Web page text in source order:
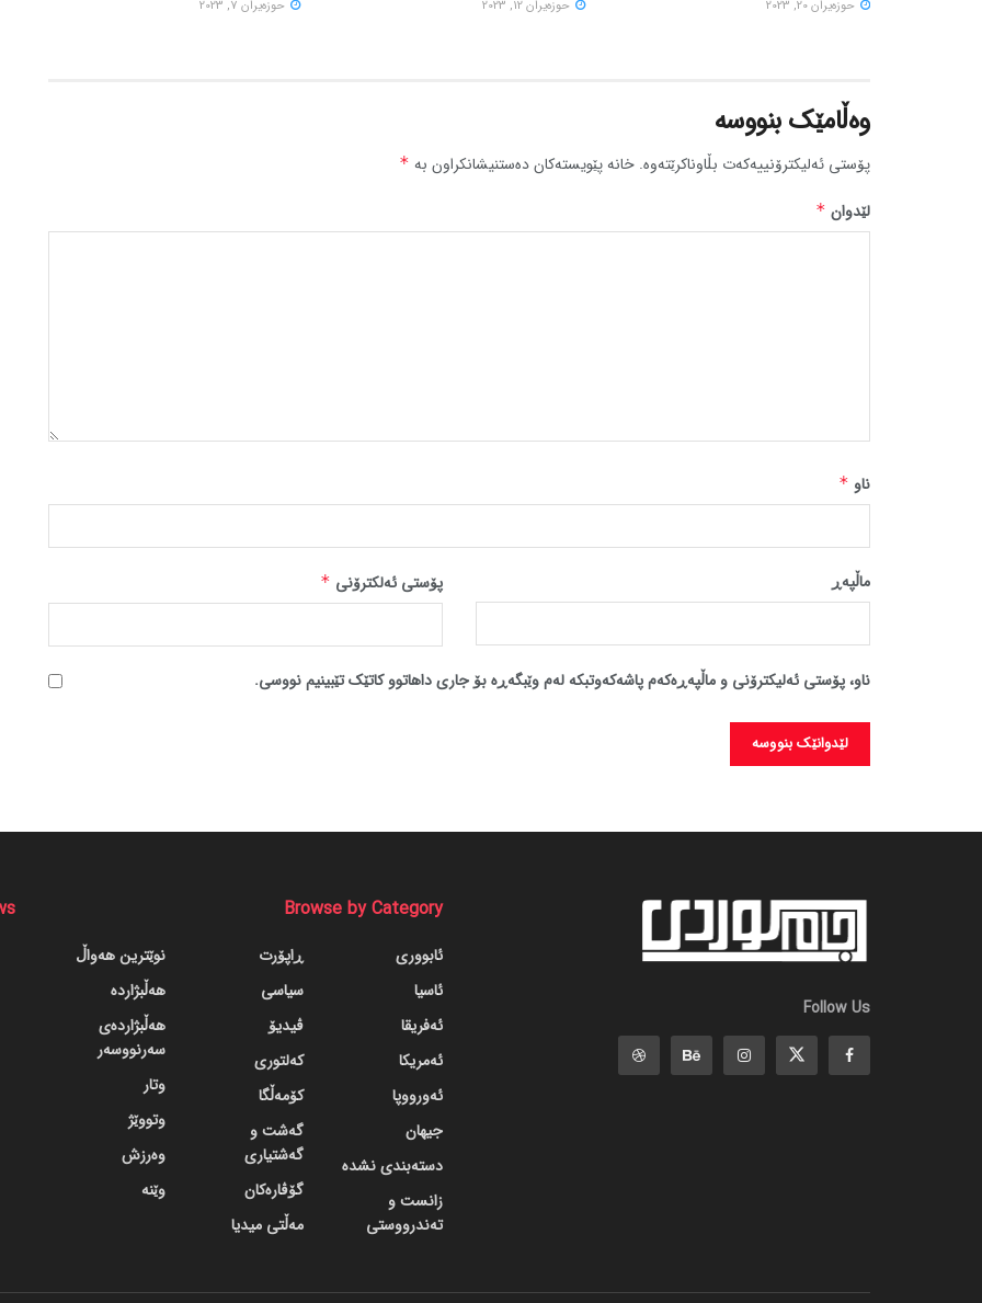
حوزه‌یران 20, 2023 حوزه‌یران 12, 2023 حوزه‌یران 7, 2023
وەڵامێک بنووسە
پۆستی ئەلیکترۆنییەکەت بڵاوناکرێتەوە. خانە پێویستەکان دەستنیشانکراون بە *
لێدوان *
ناو *
پۆستی ئەلکترۆنی * ماڵپه‌ڕ
ناو، پۆستی ئەلیکترۆنی و ماڵپەڕەکەم پاشەکەوتبکە لەم وێبگەڕە بۆ جاری داهاتوو کاتێک تێبینیم نووسی.
Follow Us
Browse by Category
ئابووری
ئاسیا
ئەفریقا
ئەمریکا
ئەورووپا
جیهان
دسته‌بندی نشده
زانست و
تەندرووستی
ڕاپۆرت
سیاسی
ڤیدیۆ
کەلتوری
کۆمەڵگا
گه‌شت و
گه‌شتیاری
گۆڤاره‌کان
مەڵتی میدیا
نوێترین هەواڵ
هەڵبژاردە
هەڵبژاردەی
سەرنووسەر
وتار
وتووێژ
وەرزش
وێنە